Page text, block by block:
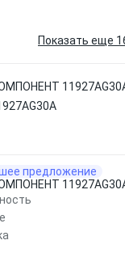
Показать еще
11927AG30A
предложение
11927AG30A